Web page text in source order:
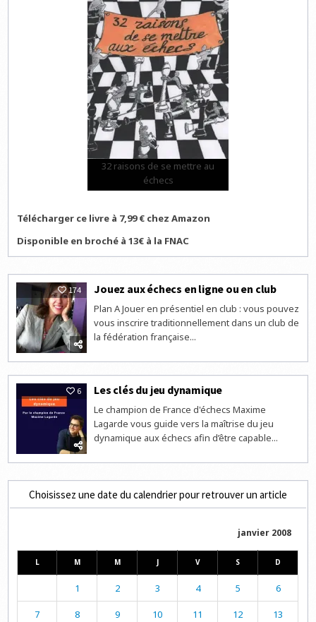
32 raisons de se mettre au
échecs
Télécharger ce livre à 7,99 € chez Amazon
Disponible en broché à 13€ à la FNAC
174 Jouez aux échecs en ligne ou en club
Plan A Jouer en présentiel en club : vous pouvez
vous inscrire traditionnellement dans un club de
la fédération française...
6 Les clés du jeu dynamique
Le champion de France d'échecs Maxime
Lagarde vous guide vers la maîtrise du jeu
dynamique aux échecs afin d’être capable...
Choisissez une date du calendrier pour retrouver un article
janvier 2008
L M M J V S D
1 2 3 4 5 6
7 8 9 10 11 12 13